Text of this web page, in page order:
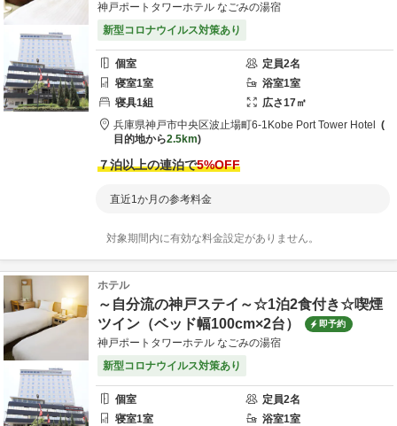
神戸ポートタワーホテル なごみの湯宿
新型コロナウイルス対策あり
個室 定員2名
寝室1室 浴室1室
寝具1組 広さ17㎡
兵庫県神戸市中央区波止場町6-1 Kobe Port Tower Hotel
目的地から2.5km
７泊以上の連泊で5%OFF
直近1か月の参考料金
対象期間内に有効な料金設定がありません。
ホテル
～自分流の神戸ステイ～☆1泊2食付き☆喫煙
ツイン（ベッド幅100cm×2台）
即予約
神戸ポートタワーホテル なごみの湯宿
新型コロナウイルス対策あり
個室 定員2名
寝室1室 浴室1室